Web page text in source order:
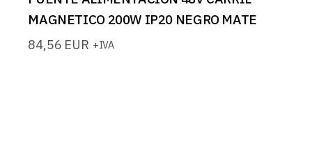
MAGNETICO 200W IP20 NEGRO MATE
84,56 EUR +IVA